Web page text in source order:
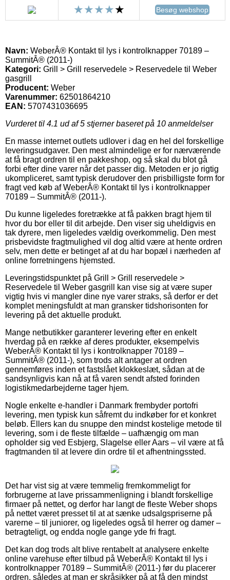
Besøg webshop
Navn: WeberÂ® Kontakt til lys i kontrolknapper 70189 –
SummitÂ® (2011-)
Kategori: Grill > Grill reservedele > Reservedele til Weber
gasgrill
Producent: Weber
Varenummer: 62501864210
EAN: 5707431036695
Vurderet til 4.1 ud af 5 stjerner baseret på 10 anmeldelser
En masse internet outlets udlover i dag en hel del forskellige
leveringsudgaver. Den mest almindelige er for nærværende
at få bragt ordren til en pakkeshop, og så skal du blot gå
forbi efter dine varer når det passer dig. Metoden er jo rigtig
ukompliceret, samt typisk derudover den prisbilligste form for
fragt ved køb af WeberÂ® Kontakt til lys i kontrolknapper
70189 – SummitÂ® (2011-).
Du kunne ligeledes foretrække at få pakken bragt hjem til
hvor du bor eller til dit arbejde. Den viser sig uheldigvis en
tak dyrere, men ligeledes vældig overkommelig. Den mest
prisbevidste fragtmulighed vil dog altid være at hente ordren
selv, men dette er betinget af at du har bopæl i nærheden af
online forretningens hjemsted.
Leveringstidspunktet på Grill > Grill reservedele >
Reservedele til Weber gasgrill kan vise sig at være super
vigtig hvis vi mangler dine nye varer straks, så derfor er det
komplet meningsfuldt at man gransker tidshorisonten for
levering på det aktuelle produkt.
Mange netbutikker garanterer levering efter en enkelt
hverdag på en række af deres produkter, eksempelvis
WeberÂ® Kontakt til lys i kontrolknapper 70189 –
SummitÂ® (2011-), som trods alt antager at ordren
gennemføres inden et fastslået klokkeslæt, sådan at de
sandsynligvis kan nå at få varen sendt afsted forinden
logistikmedarbejderne tager hjem.
Nogle enkelte e-handler i Danmark frembyder portofri
levering, men typisk kun såfremt du indkøber for et konkret
beløb. Ellers kan du snuppe den mindst kostelige metode til
levering, som i de fleste tilfælde – uafhængig om man
opholder sig ved Esbjerg, Slagelse eller Aars – vil være at få
fragtmanden til at levere din ordre til et afhentningssted.
Det har vist sig at være temmelig fremkommeligt for
forbrugerne at lave prissammenligning i blandt forskellige
firmaer på nettet, og derfor har langt de fleste Weber shops
på nettet været presset til at at sænke udsalgspriserne på
varerne – til juniorer, og ligeledes også til herrer og damer –
betragteligt, og endda nogle gange yde fri fragt.
Det kan dog trods alt blive rentabelt at analysere enkelte
online varehuse efter tilbud på WeberÂ® Kontakt til lys i
kontrolknapper 70189 – SummitÂ® (2011-) før du placerer
ordren, således at man er skråsikker på at få den mindst